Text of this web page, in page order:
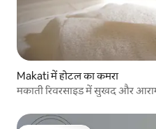
Makati में होटल का कमरा
मकाती रिवरसाइड में सुखद और